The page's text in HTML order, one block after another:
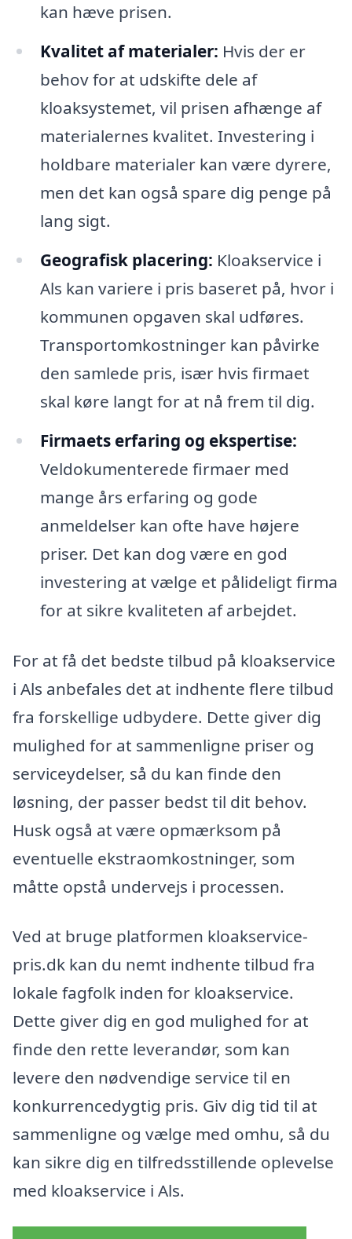
kan hæve prisen.
Kvalitet af materialer: Hvis der er
behov for at udskifte dele af
kloaksystemet, vil prisen afhænge af
materialernes kvalitet. Investering i
holdbare materialer kan være dyrere,
men det kan også spare dig penge på
lang sigt.
Geografisk placering: Kloakservice i
Als kan variere i pris baseret på, hvor i
kommunen opgaven skal udføres.
Transportomkostninger kan påvirke
den samlede pris, især hvis firmaet
skal køre langt for at nå frem til dig.
Firmaets erfaring og ekspertise:
Veldokumenterede firmaer med
mange års erfaring og gode
anmeldelser kan ofte have højere
priser. Det kan dog være en god
investering at vælge et pålideligt firma
for at sikre kvaliteten af arbejdet.
For at få det bedste tilbud på kloakservice
i Als anbefales det at indhente flere tilbud
fra forskellige udbydere. Dette giver dig
mulighed for at sammenligne priser og
serviceydelser, så du kan finde den
løsning, der passer bedst til dit behov.
Husk også at være opmærksom på
eventuelle ekstraomkostninger, som
måtte opstå undervejs i processen.
Ved at bruge platformen kloakservice-
pris.dk kan du nemt indhente tilbud fra
lokale fagfolk inden for kloakservice.
Dette giver dig en god mulighed for at
finde den rette leverandør, som kan
levere den nødvendige service til en
konkurrencedygtig pris. Giv dig tid til at
sammenligne og vælge med omhu, så du
kan sikre dig en tilfredsstillende oplevelse
med kloakservice i Als.